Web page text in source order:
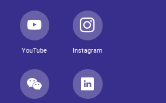
YouTube Instagram